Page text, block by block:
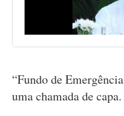
“Fundo de
uma chamada de capa.